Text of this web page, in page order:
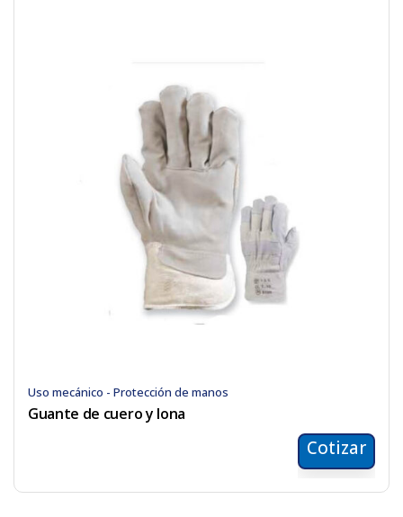
Uso mecánico - Protección de manos
Guante de cuero y lona
Cotizar